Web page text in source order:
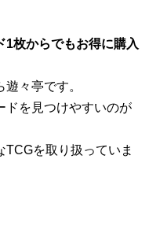
1枚からでもお得に購入
々亭です。
ドを見つけやすいのが
を取り扱っていま